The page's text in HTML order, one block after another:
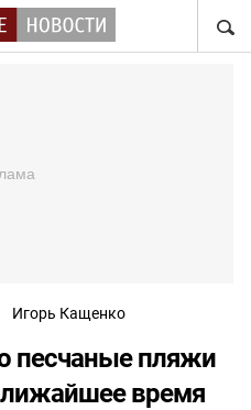
Игорь Кащенко
песчаные пляжи
время